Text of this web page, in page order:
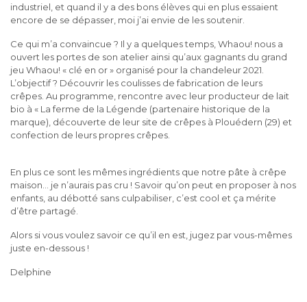
industriel, et quand il y a des bons élèves qui en plus essaient
encore de se dépasser, moi j’ai envie de les soutenir.
Ce qui m’a convaincue ? Il y a quelques temps, Whaou! nous a
ouvert les portes de son atelier ainsi qu’aux gagnants du grand
jeu Whaou! « clé en or » organisé pour la chandeleur 2021.
L’objectif ? Découvrir les coulisses de fabrication de leurs
crêpes. Au programme, rencontre avec leur producteur de lait
bio à « La ferme de la Légende (partenaire historique de la
marque), découverte de leur site de crêpes à Plouédern (29) et
confection de leurs propres crêpes.
En plus ce sont les mêmes ingrédients que notre pâte à crêpe
maison… je n’aurais pas cru ! Savoir qu’on peut en proposer à nos
enfants, au débotté sans culpabiliser, c’est cool et ça mérite
d’être partagé.
Alors si vous voulez savoir ce qu’il en est, jugez par vous-mêmes
juste en-dessous !
Delphine